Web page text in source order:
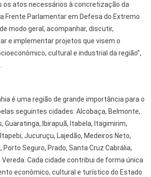
os atos necessários à concretização da
Frente Parlamentar em Defesa do Extremo
modo geral, acompanhar, discutir,
e implementar projetos que visem o
cultural e industrial da região”,
é uma região de grande importância para o
seguintes cidades: Alcobaça, Belmonte,
Guaratinga, Ibirapuã, Itabela, Itagimirim,
Jucuruçu, Lajedão, Medeiros Neto,
Porto Seguro, Prado, Santa Cruz Cabrália,
Vereda. Cada cidade contribui de forma única
econômico, cultural e turístico do Estado